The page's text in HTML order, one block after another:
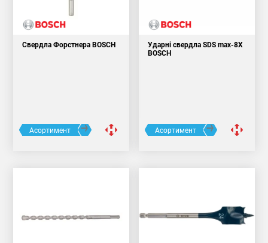
Свердла Форстнера BOSCH
Асортимент
Ударні свердла SDS max-8X
BOSCH
Асортимент